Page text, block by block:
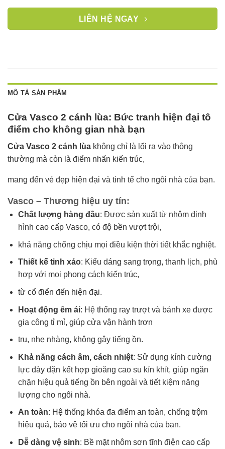
LIÊN HỆ NGAY
MÔ TẢ SẢN PHẨM
Cửa Vasco 2 cánh lùa: Bức tranh hiện đại tô
điểm cho không gian nhà bạn
Cửa Vasco 2 cánh lùa không chỉ là lối ra vào thông
thường mà còn là điểm nhấn kiến trúc,
mang đến vẻ đẹp hiện đại và tinh tế cho ngôi nhà của bạn.
Vasco – Thương hiệu uy tín:
Chất lượng hàng đầu: Được sản xuất từ nhôm định
hình cao cấp Vasco, có độ bền vượt trội,
khả năng chống chịu mọi điều kiện thời tiết khắc nghiệt.
Thiết kế tinh xảo: Kiểu dáng sang trọng, thanh lịch, phù
hợp với mọi phong cách kiến trúc,
từ cổ điển đến hiện đại.
Hoạt động êm ái: Hệ thống ray trượt và bánh xe được
gia công tỉ mỉ, giúp cửa vận hành trơn
tru, nhẹ nhàng, không gây tiếng ồn.
Khả năng cách âm, cách nhiệt: Sử dụng kính cường
lực dày dặn kết hợp gioăng cao su kín khít, giúp ngăn
chặn hiệu quả tiếng ồn bên ngoài và tiết kiệm năng
lượng cho ngôi nhà.
An toàn: Hệ thống khóa đa điểm an toàn, chống trộm
hiệu quả, bảo vệ tối ưu cho ngôi nhà của bạn.
Dễ dàng vệ sinh: Bề mặt nhôm sơn tĩnh điện cao cấp